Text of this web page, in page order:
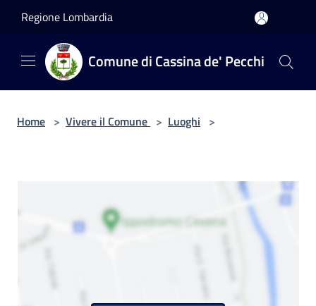
Regione Lombardia
Comune di Cassina de' Pecchi
Home > Vivere il Comune > Luoghi >